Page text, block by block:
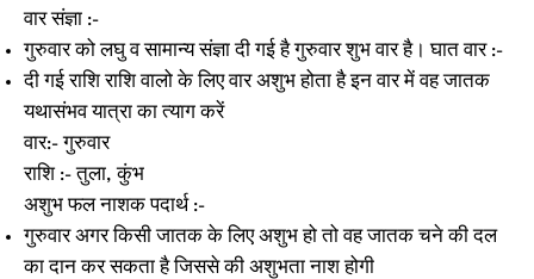
वार संज्ञा :-
गुरुवार को लघु व सामान्य संज्ञा दी गई है गुरुवार शुभ वार है। घात वार :-
दी गई राशि राशि वालो के लिए वार अशुभ होता है इन वार में वह जातक
यथासंभव यात्रा का त्याग करें
वार:- गुरुवार
राशि :- तुला, कुंभ
अशुभ फल नाशक पदार्थ :-
गुरुवार अगर किसी जातक के लिए अशुभ हो तो वह जातक चने की दल
का दान कर सकता है जिससे की अशुभता नाश होगी